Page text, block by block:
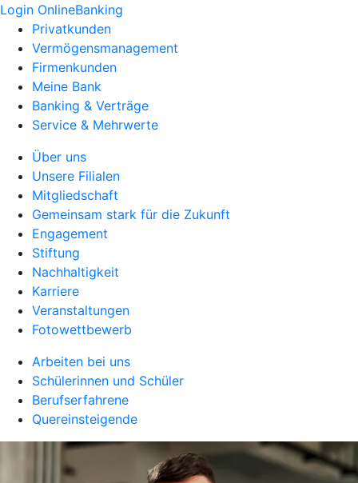
Login OnlineBanking
Privatkunden
Vermögensmanagement
Firmenkunden
Meine Bank
Banking & Verträge
Service & Mehrwerte
Über uns
Unsere Filialen
Mitgliedschaft
Gemeinsam stark für die Zukunft
Engagement
Stiftung
Nachhaltigkeit
Karriere
Veranstaltungen
Fotowettbewerb
Arbeiten bei uns
Schülerinnen und Schüler
Berufserfahrene
Quereinsteigende